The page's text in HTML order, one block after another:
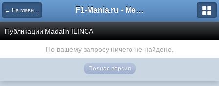
← На главную F1-Mania.ru - Международный чемпионат по симрейсингу
Публикации Madalin ILINCA
По вашему запросу ничего не найдено.
Полная версия